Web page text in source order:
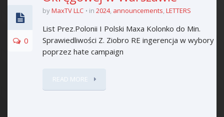
0
byMaxTV LLC in 2024, announcements,LETTERS
List Prez.Polonii I Polski Maxa Kolonko do Min.
Sprawiedliwości Z. Ziobro RE ingerencja w wybory
poprzez hate campaign
READ MORE